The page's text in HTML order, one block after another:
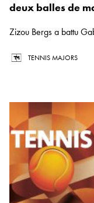
deux balles de
Zizou Bergs a battu
TENNIS MAJORS